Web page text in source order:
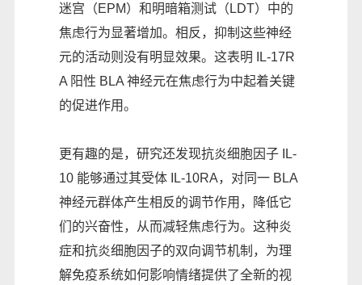
迷宫（EPM）和明暗箱测试（LDT）中的
焦虑行为显著增加。相反，抑制这些神经
元的活动则没有明显效果。这表明 IL-17R
A 阳性 BLA 神经元在焦虑行为中起着关键
的促进作用。
更有趣的是，研究还发现抗炎细胞因子 IL-
10 能够通过其受体 IL-10RA，对同一 BLA
神经元群体产生相反的调节作用，降低它
们的兴奋性，从而减轻焦虑行为。这种炎
症和抗炎细胞因子的双向调节机制，为理
解免疫系统如何影响情绪提供了全新的视